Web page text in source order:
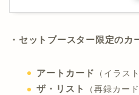
・セットブースター限定のカ
アートカード （イラス
ザ・リスト （再録カー